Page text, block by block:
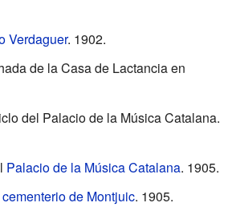
Verdaguer. 1902.
de la Casa de Lactancia en
del Palacio de la Música Catalana.
Palacio de la Música Catalana. 1905.
cementerio de Montjuic. 1905.